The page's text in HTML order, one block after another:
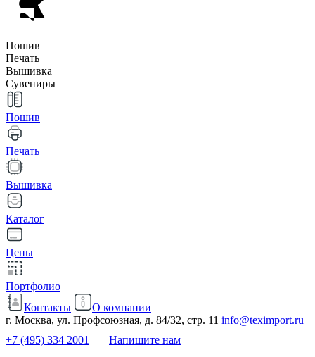
Пошив
Печать
Вышивка
Сувениры
Пошив
Печать
Вышивка
Каталог
Цены
Портфолио
Контакты
О компании
г. Москва, ул. Профсоюзная, д. 84/32, стр. 11 info@teximport.ru
+7 (495) 334 2001
Напишите нам